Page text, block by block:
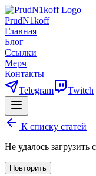
PrudN1koff
Главная
Блог
Ссылки
Мерч
Контакты
Telegram
Twitch
К списку статей
Не удалось загрузить
Повторить